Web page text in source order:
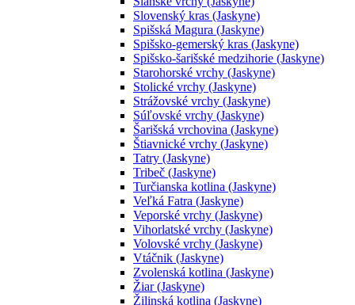
Slovenský kras (Jaskyne)
Spišská Magura (Jaskyne)
Spišsko-gemerský kras (Jaskyne)
Spišsko-šarišské medzihorie (Jaskyne)
Starohorské vrchy (Jaskyne)
Stolické vrchy (Jaskyne)
Strážovské vrchy (Jaskyne)
Súľovské vrchy (Jaskyne)
Šarišská vrchovina (Jaskyne)
Štiavnické vrchy (Jaskyne)
Tatry (Jaskyne)
Tribeč (Jaskyne)
Turčianska kotlina (Jaskyne)
Veľká Fatra (Jaskyne)
Veporské vrchy (Jaskyne)
Vihorlatské vrchy (Jaskyne)
Volovské vrchy (Jaskyne)
Vtáčnik (Jaskyne)
Zvolenská kotlina (Jaskyne)
Žiar (Jaskyne)
Žilinská kotlina (Jaskyne)